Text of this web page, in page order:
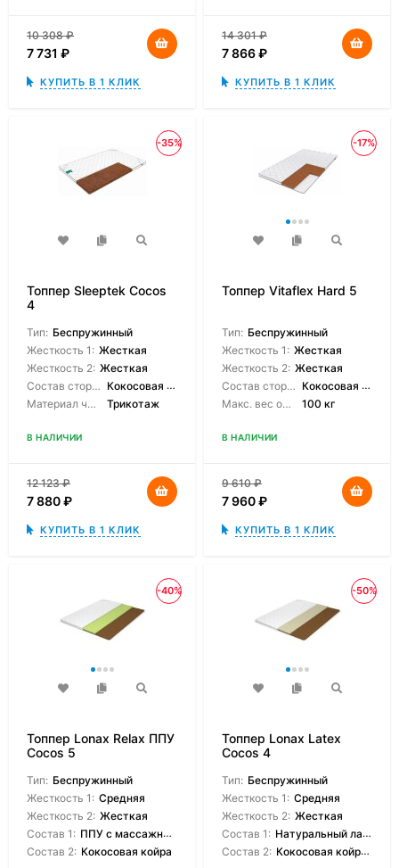
10 308₽
7 731 ₽
КУПИТЬ В 1 КЛИК
14 301₽
7 866₽
КУПИТЬ В 1 КЛИК
-35%
Топпер Sleeptek Cocos
4
Тип: Беспружинный
Жесткость 1: Жесткая
Жесткость 2: Жесткая
Состав сторон: Кокосовая койра
Материал чехла:
Трикотаж
В НАЛИЧИИ
12 123₽
7 880₽
КУПИТЬ В 1 КЛИК
-17%
Топпер Vitaflex Hard 5
Тип: Беспружинный
Жесткость 1: Жесткая
Жесткость 2: Жесткая
Состав сторон: Кокосовая койра
Макс. вес одного спящего:
100 кг
В НАЛИЧИИ
9 610₽
7 960₽
КУПИТЬ В 1 КЛИК
-40%
Топпер Lonax Relax ППУ
Cocos 5
Тип: Беспружинный
Жесткость 1: Средняя
Жесткость 2: Жесткая
Состав 1: ППУ с массажным эффектом
Состав 2: Кокосовая койра
-50%
Топпер Lonax Latex
Cocos 4
Тип: Беспружинный
Жесткость 1: Средняя
Жесткость 2: Жесткая
Состав 1: Натуральный латекс
Состав 2: Кокосовая койраовая койра